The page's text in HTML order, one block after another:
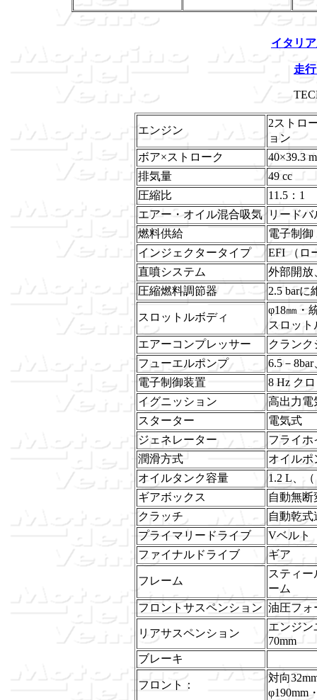
イタリ
走
エンジン
2ストロ
ョン
ボア×ストローク
40×39.3
排気量
49 cc
圧縮比
11.5：1
エアー・オイル混合吸気
リードバ
燃料供給
電子制御
インジェクタータイプ
EFI （ロ
直噴システム
外部開放
圧縮燃料調節器
2.5 barに
スロットルボディ
φ18㎜・
スロット
エアーコンプレッサー
クラン
フューエルポンプ
6.5－
電子制御装置
8 Hz ク
イグニッション
高出力電
スターター
電気式
ジェネレーター
フライホ
潤滑方式
オイルポ
オイルタンク容量
1.2 L、
ギアボックス
自動無断
クラッチ
自動乾
プライマリードライブ
Vベルト
ファイナルドライブ
ギア
フレーム
スティ
ーム
フロントサスペンション 油圧フォ
リアサスペンション
エンジン
70mm
ブレーキ
フロント：
対向
φ190mm